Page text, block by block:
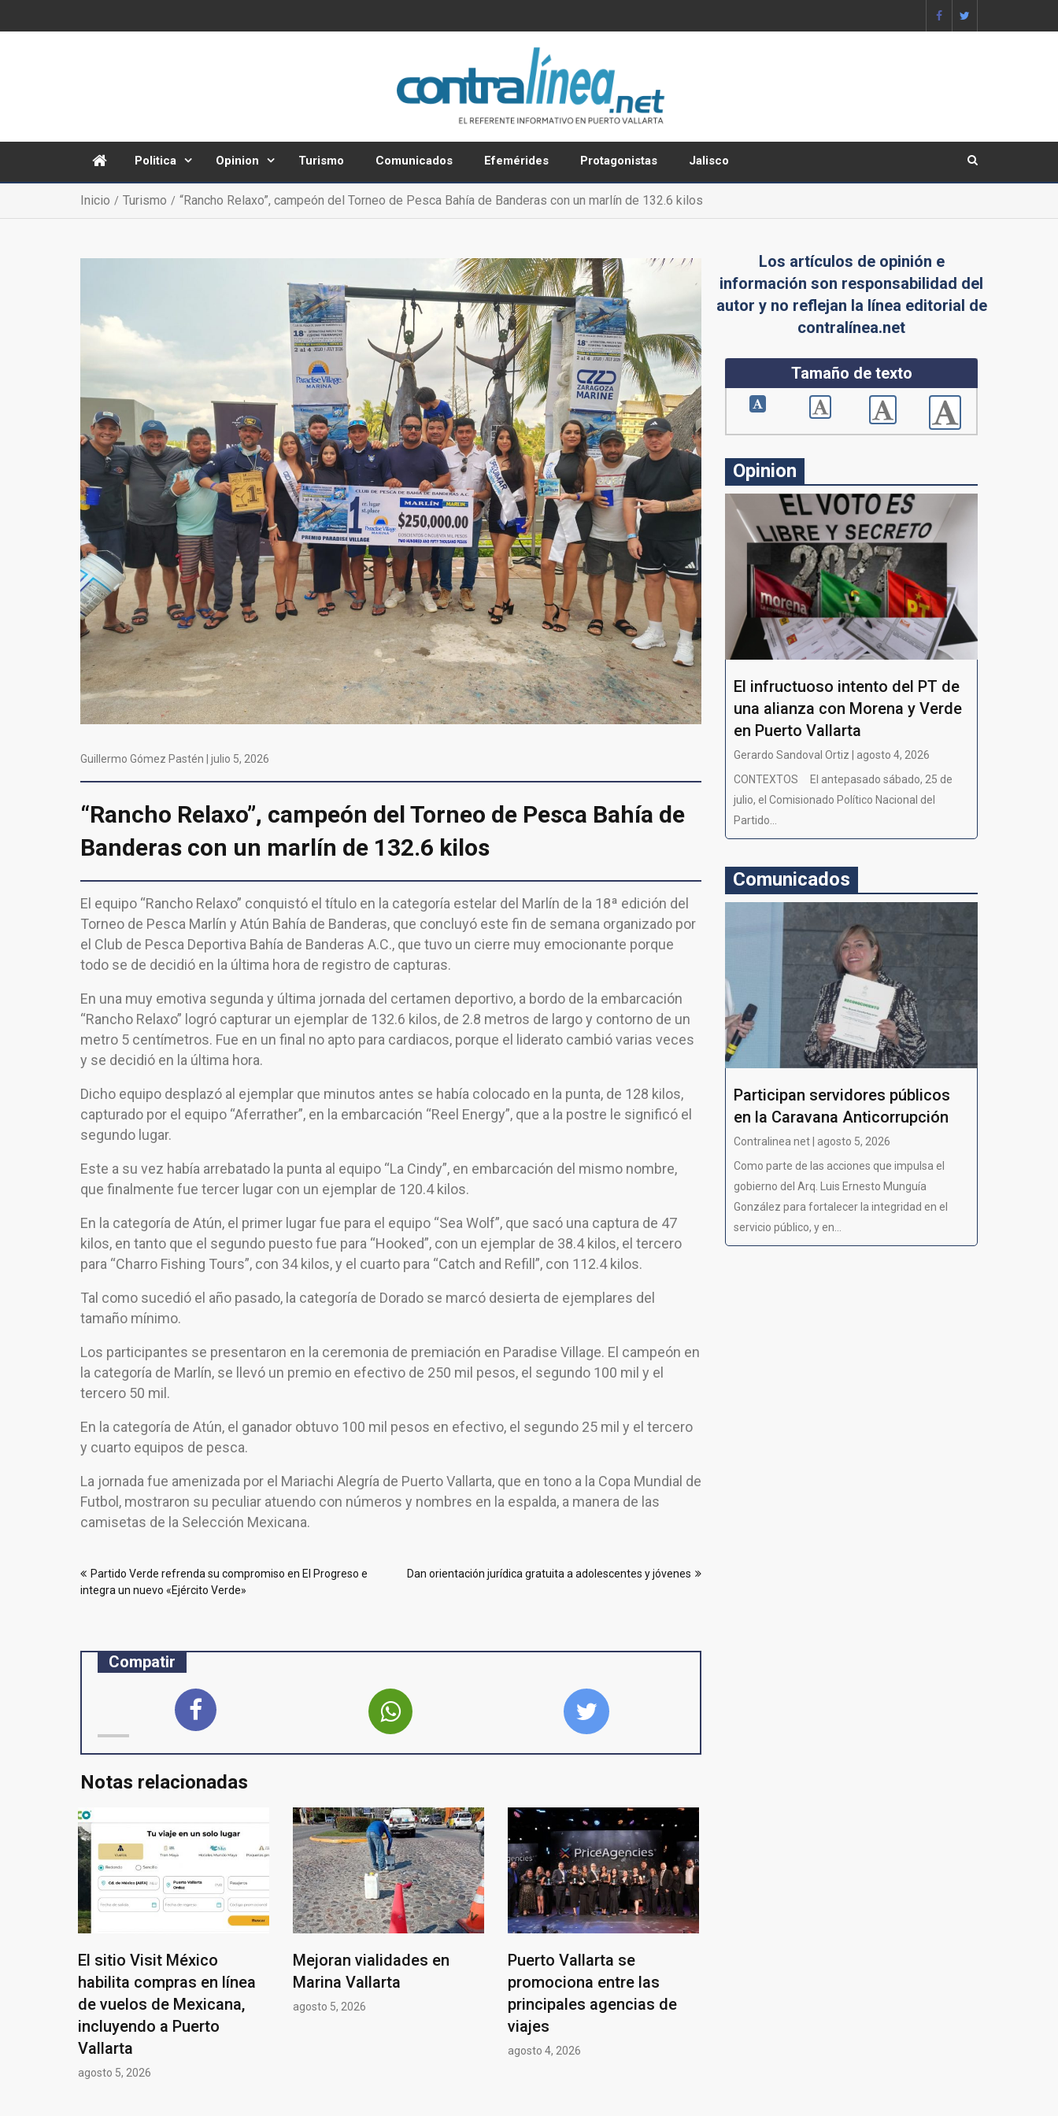
Politica Opinion Turismo Comunicados Efemérides Protagonistas Jalisco
Inicio Turismo “Rancho Relaxo”, campeón del Torneo de Pesca Bahía de Banderas con un marlín de 132.6 kilos
Guillermo Gómez Pastén | julio 5, 2026
“Rancho Relaxo”, campeón del Torneo de Pesca Bahía de
Banderas con un marlín de 132.6 kilos
El equipo “Rancho Relaxo” conquistó el título en la categoría estelar del Marlín de la 18ª edición del
Torneo de Pesca Marlín y Atún Bahía de Banderas, que concluyó este fin de semana organizado por
el Club de Pesca Deportiva Bahía de Banderas A.C., que tuvo un cierre muy emocionante porque
todo se de decidió en la última hora de registro de capturas.
En una muy emotiva segunda y última jornada del certamen deportivo, a bordo de la embarcación
“Rancho Relaxo” logró capturar un ejemplar de 132.6 kilos, de 2.8 metros de largo y contorno de un
metro 5 centímetros. Fue en un final no apto para cardiacos, porque el liderato cambió varias veces
y se decidió en la última hora.
Dicho equipo desplazó al ejemplar que minutos antes se había colocado en la punta, de 128 kilos,
capturado por el equipo “Aferrather”, en la embarcación “Reel Energy”, que a la postre le significó el
segundo lugar.
Este a su vez había arrebatado la punta al equipo “La Cindy”, en embarcación del mismo nombre,
que finalmente fue tercer lugar con un ejemplar de 120.4 kilos.
En la categoría de Atún, el primer lugar fue para el equipo “Sea Wolf”, que sacó una captura de 47
kilos, en tanto que el segundo puesto fue para “Hooked”, con un ejemplar de 38.4 kilos, el tercero
para “Charro Fishing Tours”, con 34 kilos, y el cuarto para “Catch and Refill”, con 112.4 kilos.
Tal como sucedió el año pasado, la categoría de Dorado se marcó desierta de ejemplares del
tamaño mínimo.
Los participantes se presentaron en la ceremonia de premiación en Paradise Village. El campeón en
la categoría de Marlín, se llevó un premio en efectivo de 250 mil pesos, el segundo 100 mil y el
tercero 50 mil.
En la categoría de Atún, el ganador obtuvo 100 mil pesos en efectivo, el segundo 25 mil y el tercero
y cuarto equipos de pesca.
La jornada fue amenizada por el Mariachi Alegría de Puerto Vallarta, que en tono a la Copa Mundial de
Futbol, mostraron su peculiar atuendo con números y nombres en la espalda, a manera de las
camisetas de la Selección Mexicana.
dePartido Verde refrenda su compromiso en El Progreso e
integra un nuevo «Ejército Verde»
Dan orientación jurídica gratuita a adolescentes y jóvenes
Compatir
Notas relacionadas
El sitio Visit México
habilita compras en línea
de vuelos de Mexicana,
incluyendo a Puerto
Vallarta
agosto 5, 2026
Mejoran vialidades en
Marina Vallarta
agosto 5, 2026
Puerto Vallarta se
promociona entre las
principales agencias de
viajes
agosto 4, 2026
Los artículos de opinión e
información son responsabilidad del
autor y no reflejan la línea editorial de
contralínea.net
Tamaño de texto
Opinion
El infructuoso intento del PT de
una alianza con Morena y Verde
en Puerto Vallarta
Gerardo Sandoval Ortiz | agosto 4, 2026
CONTEXTOS El antepasado sábado, 25 de
julio, el Comisionado Político Nacional del
Partido...
Comunicados
Participan servidores públicos
en la Caravana Anticorrupción
Contralinea net | agosto 5, 2026
Como parte de las acciones que impulsa el
gobierno del Arq. Luis Ernesto Munguía
González para fortalecer la integridad en el
servicio público, y en...